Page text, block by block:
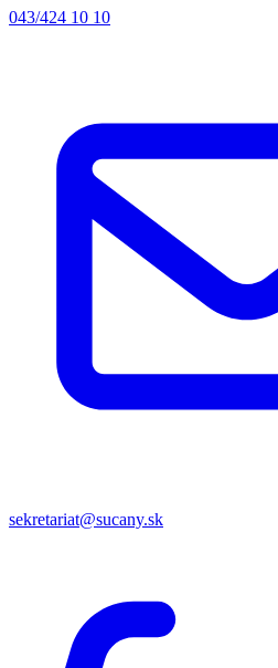
043/424 10 10
sekretariat@sucany.sk